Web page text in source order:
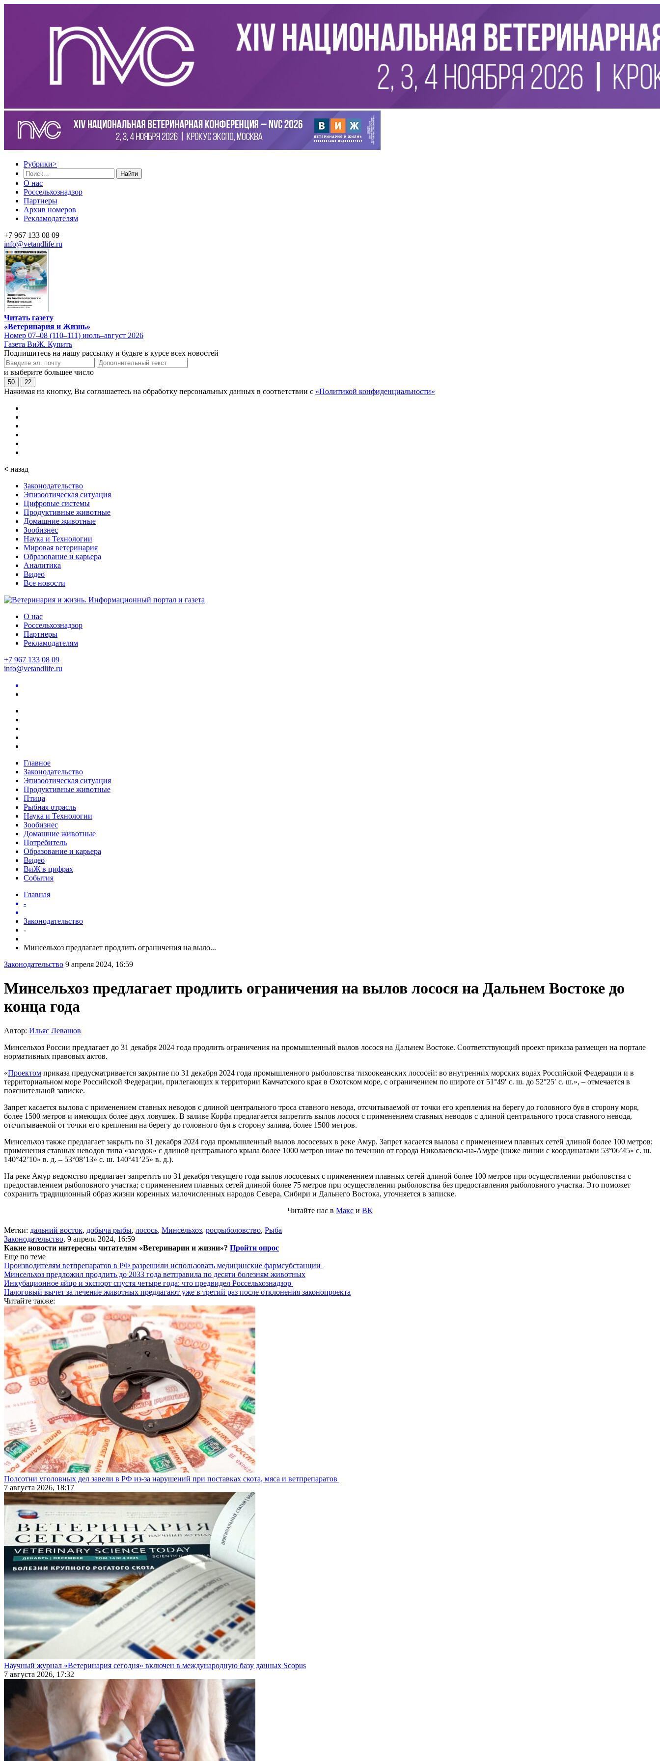
Рубрики>
Найти
О нас
Россельхознадзор
Партнеры
Архив номеров
Рекламодателям
+7 967 133 08 09
info@vetandlife.ru
Читать газету
«Ветеринария и Жизнь»
Номер 07–08 (110–111) июль–август 2026
Газета ВиЖ. Купить
Подпишитесь на нашу рассылку и будьте в курсе всех новостей
и выберите большее число
50 22
Нажимая на кнопку, Вы соглашаетесь на обработку персональных данных в соответствии с «Политикой конфиденциальности»
< назад
Законодательство
Эпизоотическая ситуация
Цифровые системы
Продуктивные животные
Домашние животные
Зообизнес
Наука и Технологии
Мировая ветеринария
Образование и карьера
Аналитика
Видео
Все новости
О нас
Россельхознадзор
Партнеры
Рекламодателям
+7 967 133 08 09
info@vetandlife.ru
Главное
Законодательство
Эпизоотическая ситуация
Продуктивные животные
Птица
Рыбная отрасль
Наука и Технологии
Зообизнес
Домашние животные
Потребитель
Образование и карьера
Видео
ВиЖ в цифрах
События
Главная
-
Законодательство
-
Минсельхоз предлагает продлить ограничения на выло...
Законодательство 9 апреля 2024, 16:59
Минсельхоз предлагает продлить ограничения на вылов лосося на Дальнем Востоке до
конца года
Автор: Ильяс Левашов
Минсельхоз России предлагает до 31 декабря 2024 года продлить ограничения на промышленный вылов лосося на Дальнем Востоке. Соответствующий проект приказа размещен на портале
нормативных правовых актов.
«Проектом приказа предусматривается закрытие по 31 декабря 2024 года промышленного рыболовства тихоокеанских лососей: во внутренних морских водах Российской Федерации и в
территориальном море Российской Федерации, прилегающих к территории Камчатского края в Охотском море, с ограничением по широте от 51°49′ с. ш. до 52°25′ с. ш.», – отмечается в
пояснительной записке.
Запрет касается вылова с применением ставных неводов с длиной центрального троса ставного невода, отсчитываемой от точки его крепления на берегу до головного буя в сторону моря,
более 1500 метров и имеющих более двух ловушек. В заливе Корфа предлагается запретить вылов лосося с применением ставных неводов с длиной центрального троса ставного невода,
отсчитываемой от точки его крепления на берегу до головного буя в сторону залива, более 1500 метров.
Минсельхоз также предлагает закрыть по 31 декабря 2024 года промышленный вылов лососевых в реке Амур. Запрет касается вылова с применением плавных сетей длиной более 100 метров;
применения ставных неводов типа «заездок» с длиной центрального крыла более 1000 метров ниже по течению от города Николаевска-на-Амуре (ниже линии с координатами 53°06’45» с. ш.
140°42’10» в. д. – 53°08’13» с. ш. 140°41’25» в. д.).
На реке Амур ведомство предлагает запретить по 31 декабря текущего года вылов лососевых с применением плавных сетей длиной более 100 метров при осуществлении рыболовства с
предоставлением рыболовного участка; с применением плавных сетей длиной более 75 метров при осуществлении рыболовства без предоставления рыболовного участка. Это поможет
сохранить традиционный образ жизни коренных малочисленных народов Севера, Сибири и Дальнего Востока, уточняется в записке.
Читайте нас в Макс и ВК
Метки: дальний восток, добыча рыбы, лосось, Минсельхоз, росрыболовство, Рыба
Законодательство, 9 апреля 2024, 16:59
Какие новости интересны читателям «Ветеринарии и жизни»? Пройти опрос
Еще по теме
Производителям ветпрепаратов в РФ разрешили использовать медицинские фармсубстанции
Минсельхоз предложил продлить до 2033 года ветправила по десяти болезням животных
Инкубационное яйцо и экспорт спустя четыре года: что предвидел Россельхознадзор
Налоговый вычет за лечение животных предлагают уже в третий раз после отклонения законопроекта
Читайте также:
Полсотни уголовных дел завели в РФ из-за нарушений при поставках скота, мяса и ветпрепаратов
7 августа 2026, 18:17
Научный журнал «Ветеринария сегодня» включен в международную базу данных Scopus
7 августа 2026, 17:32